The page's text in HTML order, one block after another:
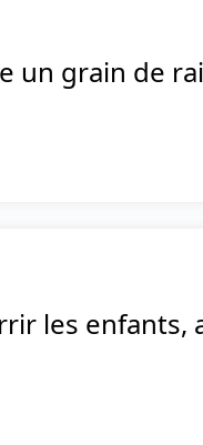
un grain de
les enfants,